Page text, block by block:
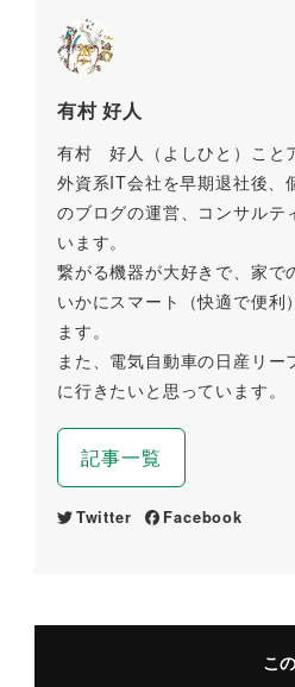
有村 好人
有村 好人（よしひと）こと
外資系IT会社を早期退社後、
のブログの運営、コンサルテ
います。
繋がる機器が大好きで、家で
いかにスマート（快適で便利
ます。
また、電気自動車の日産リー
に行きたいと思っています。
記事一覧
Twitter Facebook
こ